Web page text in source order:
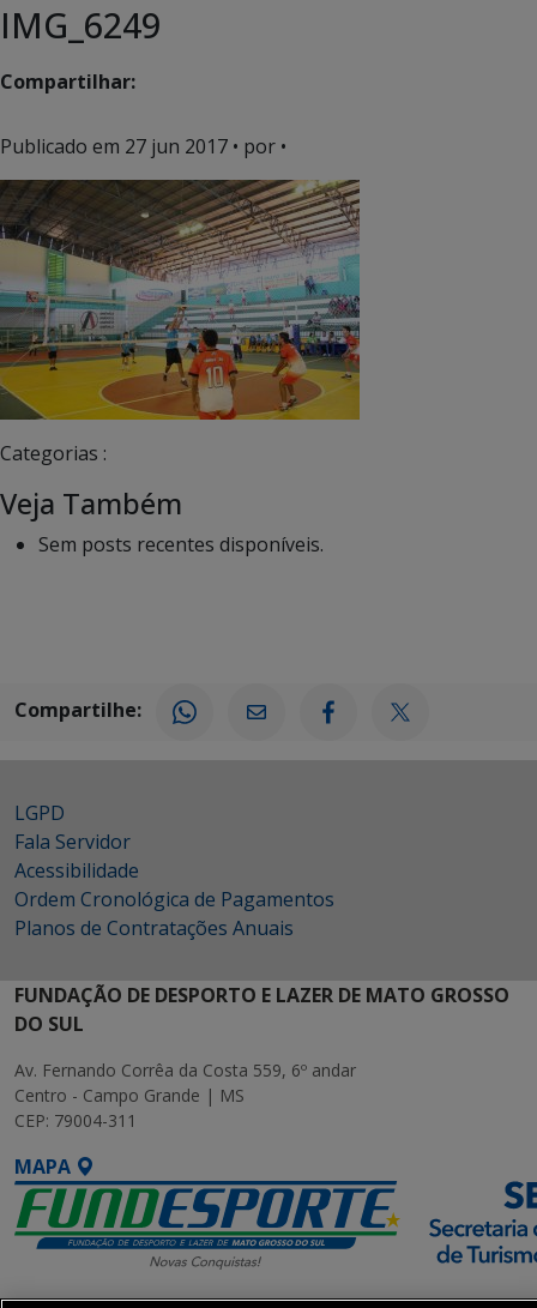
IMG_6249
Compartilhar:
Publicado em 27 jun 2017 • por •
Categorias :
Veja Também
Sem posts recentes disponíveis.
Compartilhe:
LGPD
Fala Servidor
Acessibilidade
Ordem Cronológica de Pagamentos
Planos de Contratações Anuais
FUNDAÇÃO DE DESPORTO E LAZER DE MATO GROSSO
DO SUL
Av. Fernando Corrêa da Costa 559, 6º andar
Centro - Campo Grande | MS
CEP: 79004-311
MAPA